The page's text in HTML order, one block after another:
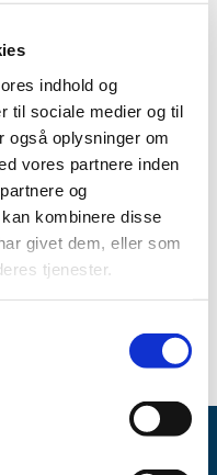
indhold og
til sociale medier og til
også oplysninger om
vores partnere inden
og
kombinere disse
givet dem, eller som
tjenester.
på eksternt
er endvidere lagt
til at fremme
2009